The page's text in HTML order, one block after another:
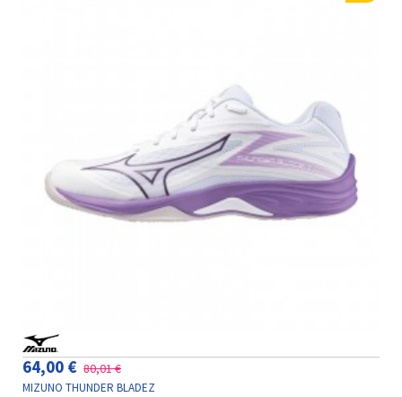
64,00 € 80,01 €
MIZUNO THUNDER BLADEZ